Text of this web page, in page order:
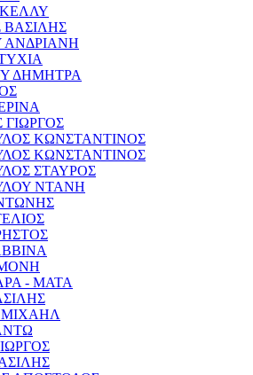
ΑΝΔΡΙΑΝΗ
ΔΗΜΗΤΡΑ
ΚΩΝΣΤΑΝΤΙΝΟΣ
ΚΩΝΣΤΑΝΤΙΝΟΣ
ΣΤΑΥΡΟΣ
ΝΤΑΝΗ
- ΜΑΤΑ
ΜΙΧΑΗΛ